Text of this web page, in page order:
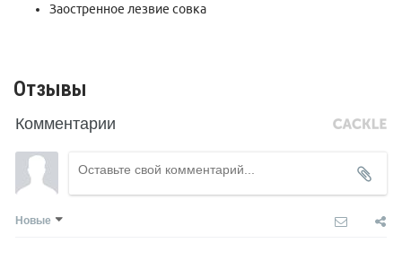
Заостренное лезвие совка
Отзывы
Комментарии
Новые